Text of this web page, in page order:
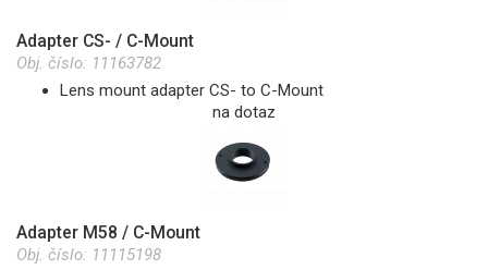
Adapter CS- / C-Mount
Obj. číslo: 11163782
Lens mount adapter CS- to C-Mount
na dotaz
Adapter M58 / C-Mount
Obj. číslo: 11115198